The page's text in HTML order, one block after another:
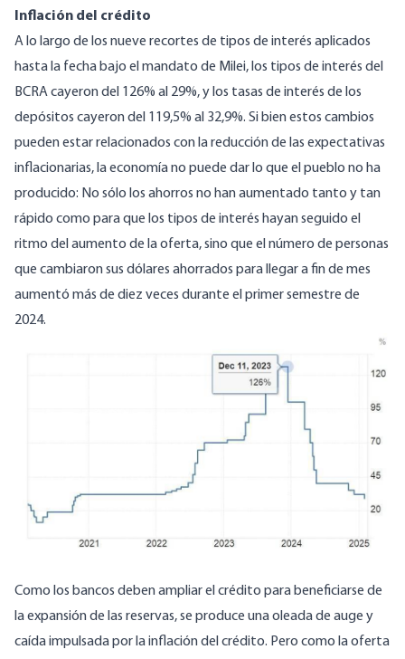
Inflación del crédito
A lo largo de los nueve recortes de tipos de interés aplicados
hasta la fecha bajo el mandato de Milei, los tipos de interés del
BCRAcayerondel 126% al 29%, y los tasas de interés de los
depósitos cayerondel 119,5% al 32,9%. Si bien estos cambios
pueden estar relacionados con la reducción de las expectativas
inflacionarias, la economía no puede dar lo que el pueblo no ha
producido: No sólo los ahorros no han aumentado tanto y tan
rápido como para que los tipos de interés hayan seguido el
ritmo del aumento de la oferta, sino que el número de personas
que cambiaron sus dólares ahorrados para llegar a fin de mes
aumentó más de diez veces durante el primer semestre de
2024.
Como los bancos deben ampliar el crédito para beneficiarse de
la expansión de las reservas, se produce una oleada de auge y
caída impulsada por la inflación del crédito. Pero como la oferta